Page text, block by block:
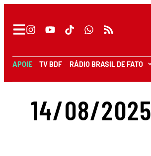
APOIE TV BDF RÁDIO BRASIL DE FATO
14/08/2025